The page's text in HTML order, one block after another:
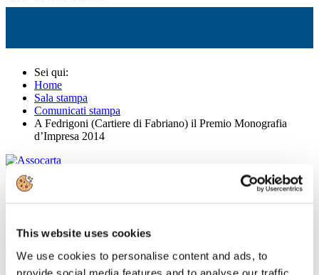
This website uses cookies
We use cookies to personalise content and ads, to
provide social media features and to analyse our traffic.
Sei qui:
Home
Sala stampa
Comunicati stampa
A Fedrigoni (Cartiere di Fabriano) il Premio Monografia
d’Impresa 2014
Premio Monografia d’Impresa 2014